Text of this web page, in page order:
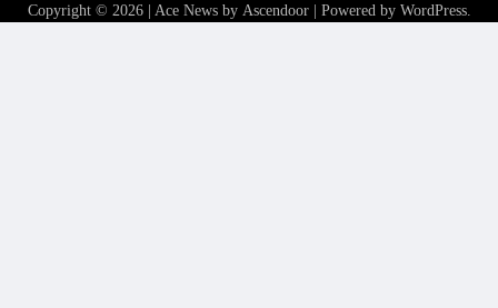
Copyright © 2026 | Ace News by Ascendoor| Powered by WordPress.